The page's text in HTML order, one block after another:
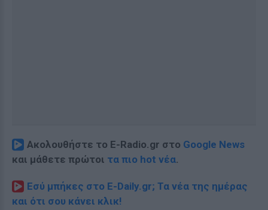
Ακολουθήστε το E-Radio.gr στο Google News
και μάθετε πρώτοι τα πιο hot νέα.
Εσύ μπήκες στο E-Daily.gr; Τα νέα της ημέρας
και ότι σου κάνει κλικ!